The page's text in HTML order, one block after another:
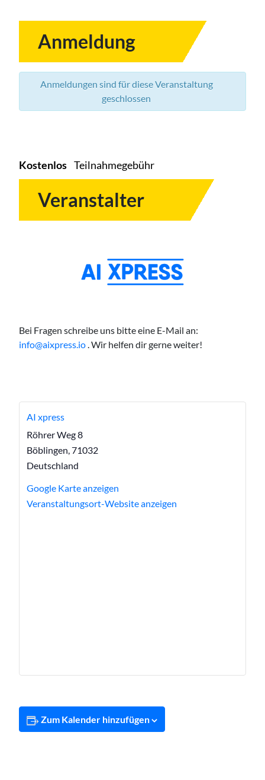
Anmeldung
Anmeldungen sind für diese Veranstaltung
geschlossen
Kostenlos Teilnahmegebühr
Veranstalter
Bei Fragen schreibe uns bitte eine E-Mail an:
info@aixpress.io. Wir helfen dir gerne weiter!
AI xpress
Röhrer Weg 8
Böblingen,71032
Deutschland
Google Karte anzeigen
Veranstaltungsort-Website anzeigen
Zum Kalender hinzufügen